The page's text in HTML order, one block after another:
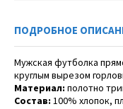
ПОДРОБНОЕ
Мужская футболка
круглым вырезом
Материал: полотно
Состав: 100% хлопок,